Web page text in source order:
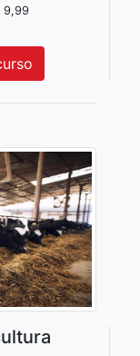
9,99